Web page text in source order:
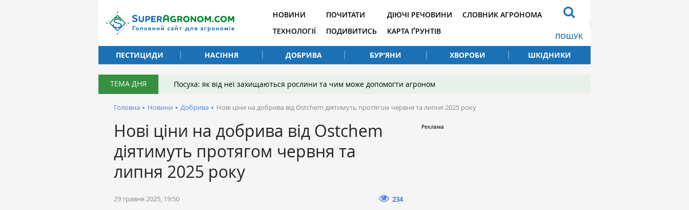
НОВИНИ
ТЕХНОЛОГІЇ
ПОЧИТАТИ
ПОДИВИТИСЬ
ДІЮЧІ РЕЧОВИНИ
КАРТА ҐРУНТІВ
СЛОВНИК АГРОНОМА
ПОШУК
ПЕСТИЦИДИ
НАСІННЯ ДОБРИВА БУР’ЯНИ ХВОРОБИ ШКІДНИКИ
ТЕМА ДНЯ Посуха: як від неї захищаються рослини та чим може допомогти агроном
Головна • Новини • Добрива • Нові ціни на добрива від ​Ostchem діятимуть протягом червня та липня 2025 року
Нові ціни на добрива від ​Ostchem
діятимуть протягом червня та
липня 2025 року
29 травня 2025, 19:50 234